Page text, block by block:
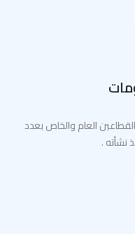
العام والخاص بعدد
نشأته .